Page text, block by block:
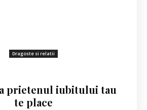
Dragoste si relatii
prietenul iubitului tau
te place